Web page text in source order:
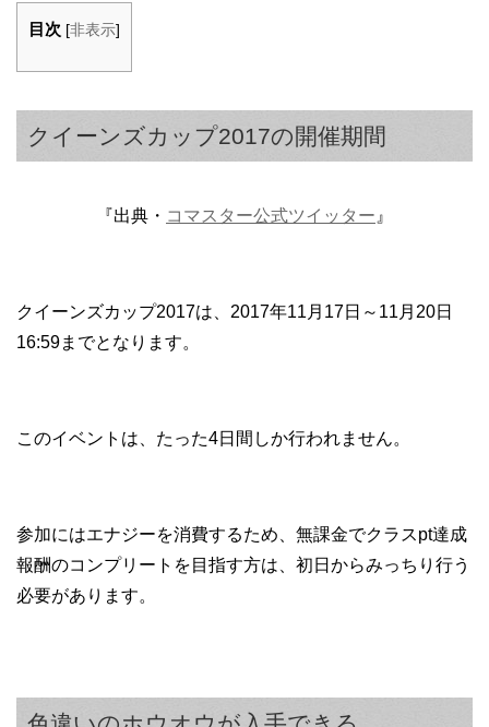
目次 [非表示]
クイーンズカップ2017の開催期間
『出典・ コマスター公式ツイッター 』
クイーンズカップ2017は、2017年11月17日～11月20日
16:59までとなります。
このイベントは、たった4日間しか行われません。
参加にはエナジーを消費するため、無課金でクラスpt達成
報酬のコンプリートを目指す方は、初日からみっちり行う
必要があります。